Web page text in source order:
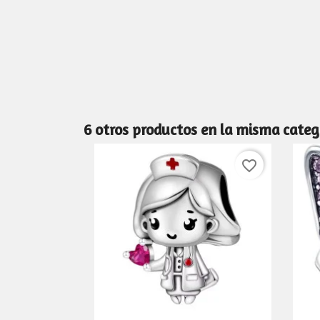
6 otros productos en la misma
favorite_border